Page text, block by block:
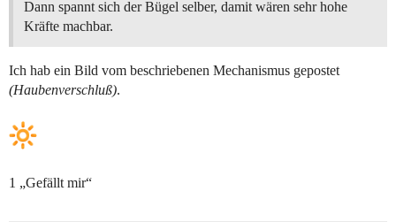
Dann spannt sich der Bügel selber, damit wären sehr hohe
Kräfte machbar.
Ich hab ein Bild vom beschriebenen Mechanismus gepostet
(Haubenverschluß).
1 „Gefällt mir“